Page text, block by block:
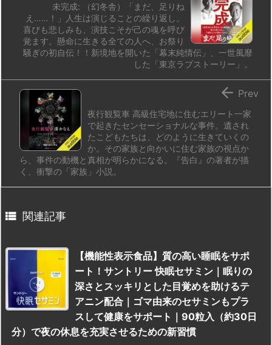
未完成: （幻冬舎）「まだ、足りね
え……！」人生は演じることの繰り返し。
喜びも悲しみも、演技こそが己の魂を呼び
覚ます。懸命に生きる全ての人へ、お祭り
騒ぎの初自伝！！新境地を開いた「幕末純情伝」、一世風靡
した「東京ラブストーリー」。
夜行観覧車 高級住宅地に住むエリート一家
で起きたセンセーショナルな事件。遺され
たこどもたちは、どのように生きていくの
か。その家族と向かいに住む家族の視点か
ら、事件の動機と真相が明らかになる。『告白』の著者が描
く、衝撃の「家族」小説。
 Prev
 関連記事
【機能性表示食品】質の高い睡眠をサポ
ート！サントリー 快眠セサミン｜眠りの
深さとスッキリとした目覚めを助けるテ
アニン配合｜ゴマ由来のセサミンもプラ
スして健康をサポート｜90粒入（約30日
分）で夜の休息を充実させるための新習慣